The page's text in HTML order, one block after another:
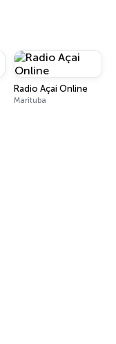
Radio Açai Online
Marituba